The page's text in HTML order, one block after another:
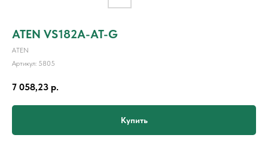
ATEN VS182A-AT-G
ATEN
Артикул: 5805
7 058,23 р.
Купить